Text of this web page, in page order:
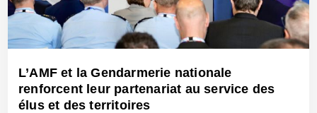
L’AMF et la Gendarmerie nationale
renforcent leur partenariat au service des
élus et des territoires